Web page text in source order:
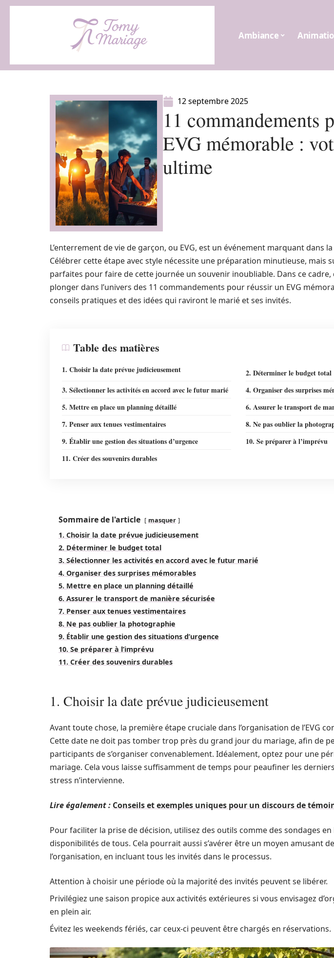
Ambiance
12 septembre 2025
11 commandements
EVG mémorable :
ultime
L’enterrement de vie de garçon, ou EVG, est un événement marquant dans
Célébrer cette étape avec style nécessite une préparation minutieuse, mais
parfaites pour faire de cette journée un souvenir inoubliable. Dans ce cadre,
plonger dans l’univers des 11 commandements pour réussir un EVG
conseils pratiques et des idées qui raviront le marié et ses invités.
Table des matières
1. Choisir la date prévue judicieusement
2. Déterminer le budget total
3. Sélectionner les activités en accord avec le futur marié
4. Organiser des surprises
5. Mettre en place un planning détaillé
6. Assurer le transport de
7. Penser aux tenues vestimentaires
8. Ne pas oublier la
9. Établir une gestion des situations d’urgence
10. Se préparer à l’imprévu
11. Créer des souvenirs durables
Sommaire de l'article masquer
1. Choisir la date prévue judicieusement
2. Déterminer le budget total
3. Sélectionner les activités en accord avec le futur marié
4. Organiser des surprises mémorables
5. Mettre en place un planning détaillé
6. Assurer le transport de manière sécurisée
7. Penser aux tenues vestimentaires
8. Ne pas oublier la photographie
9. Établir une gestion des situations d’urgence
10. Se préparer à l’imprévu
11. Créer des souvenirs durables
1. Choisir la date prévue judicieusement
Avant toute chose, la première étape cruciale dans l’organisation de l’EVG
Cette date ne doit pas tomber trop près du grand jour du mariage, afin de
participants de s’organiser convenablement. Idéalement, optez pour une
mariage. Cela vous laisse suffisamment de temps pour peaufiner les
stress n’intervienne.
Lire également : Conseils et exemples uniques pour un discours de
Pour faciliter la prise de décision, utilisez des outils comme des sondages
disponibilités de tous. Cela pourrait aussi s’avérer être un moyen amusant
l’organisation, en incluant tous les invités dans le processus.
Attention à choisir une période où la majorité des invités peuvent se libérer.
Privilégiez une saison propice aux activités extérieures si vous envisagez
en plein air.
Évitez les weekends fériés, car ceux-ci peuvent être chargés en réservations.